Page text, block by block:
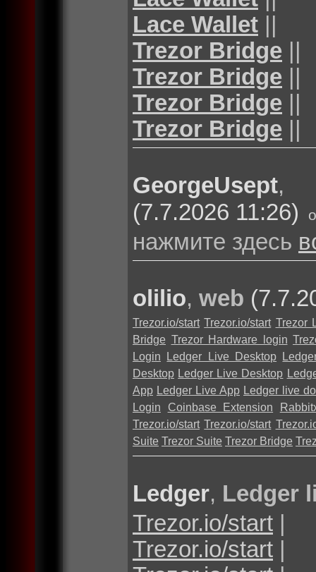
Lace Wallet ||
Trezor Bridge ||
Trezor Bridge ||
Trezor Bridge ||
Trezor Bridge ||
GeorgeUsept
(7.7.2026 11:26)
нажмите здесь
olilio, web
Trezor.io/start Trezor.io/start Trezor
Bridge Trezor Hardware login
Login
Ledger Live Desktop
Desktop Ledger Live Desktop
App Ledger Live App Ledger live
Login
Coinbase Extension
Trezor.io/start Trezor.io/start
Suite Trezor Suite Trezor Bridge
Ledger, Ledger
Trezor.io/start |
Trezor.io/start |